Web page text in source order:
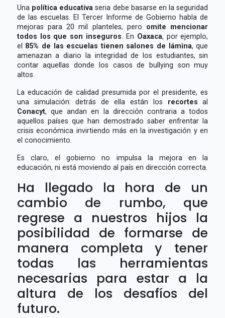
Una política educativa seria debe basarse en la seguridad
de las escuelas. El Tercer Informe de Gobierno habla de
mejoras para 20 mil planteles, pero omite mencionar
todos los que son inseguros . En Oaxaca, por ejemplo,
el 85% de las escuelas tienen salones de lámina, que
amenazan a diario la integridad de los estudiantes, sin
contar aquellas donde los casos de bullying son muy
altos.
La educación de calidad presumida por el presidente, es
una simulación: detrás de ella están los recortes al
Conacyt, que andan en la dirección contraria a todos
aquellos países que han demostrado saber enfrentar la
crisis económica invirtiendo más en la investigación y en
el conocimiento.
Es claro, el gobierno no impulsa la mejora en la
educación, ni está moviendo al país en dirección correcta.
Ha llegado la hora de un
cambio de rumbo, que
regrese a nuestros hijos la
posibilidad de formarse de
manera completa y tener
todas las herramientas
necesarias para estar a la
altura de los desafíos del
futuro.